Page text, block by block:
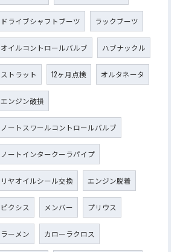
ドライブシャフトブーツ ラックブーツ
オイルコントロールバルブ ハブナックル
ストラット 12ヶ月点検 オルタネータ
エンジン破損
ノートスワールコントロールバルブ
ノートインタークーラパイプ
リヤオイルシール交換 エンジン脱着
ピクシス メンバー プリウス
ラーメン カローラクロス